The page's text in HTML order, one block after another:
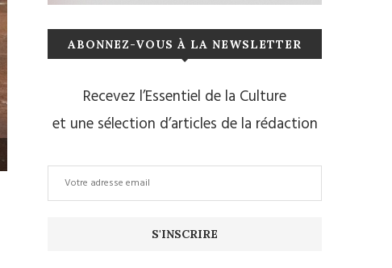
ABONNEZ-VOUS À LA NEWSLETTER
Recevez l’Essentiel de la Culture
et une sélection d’articles de la rédaction